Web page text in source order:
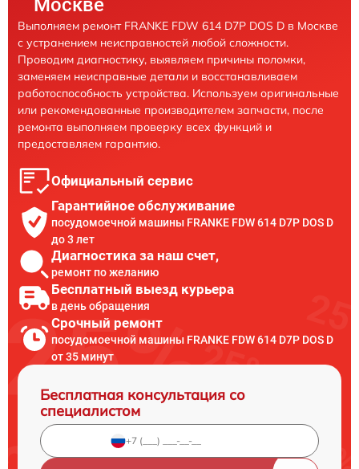
Москве
Выполняем ремонт FRANKE FDW 614 D7P DOS D в Москве
с устранением неисправностей любой сложности.
Проводим диагностику, выявляем причины поломки,
заменяем неисправные детали и восстанавливаем
работоспособность устройства. Используем оригинальные
или рекомендованные производителем запчасти, после
ремонта выполняем проверку всех функций и
предоставляем гарантию.
Официальный сервис
Гарантийное обслуживание
посудомоечной машины FRANKE FDW 614 D7P DOS D
до 3 лет
Диагностика за наш счет,
ремонт по желанию
Бесплатный выезд курьера
в день обращения
Срочный ремонт
посудомоечной машины FRANKE FDW 614 D7P DOS D
от 35 минут
Бесплатная консультация со
специалистом